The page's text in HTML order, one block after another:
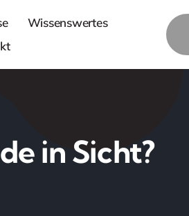
Wissenswertes
in Sicht?